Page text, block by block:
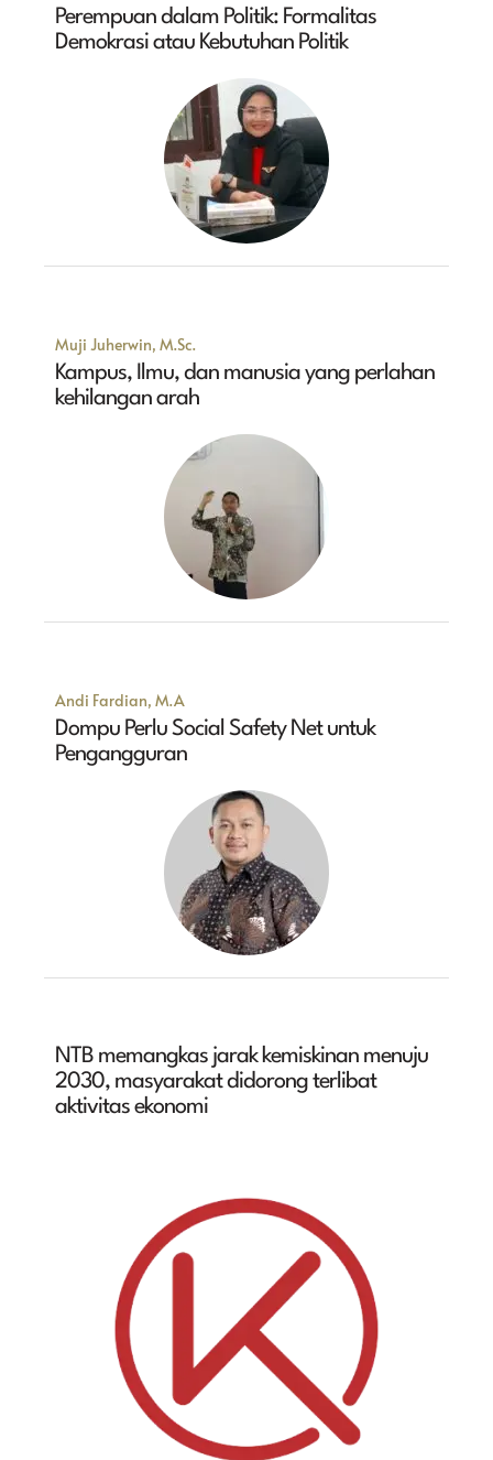
Perempuan dalam Politik: Formalitas
Demokrasi atau Kebutuhan Politik
Muji Juherwin, M.Sc.
Kampus, Ilmu, dan manusia yang perlahan
kehilangan arah
Andi Fardian, M.A
Dompu Perlu Social Safety Net untuk
Pengangguran
NTB memangkas jarak kemiskinan menuju
2030, masyarakat didorong terlibat
aktivitas ekonomi